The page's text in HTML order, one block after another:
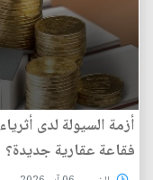
أزمة السيولة لدى
فقاعة عقارية جديدة؟